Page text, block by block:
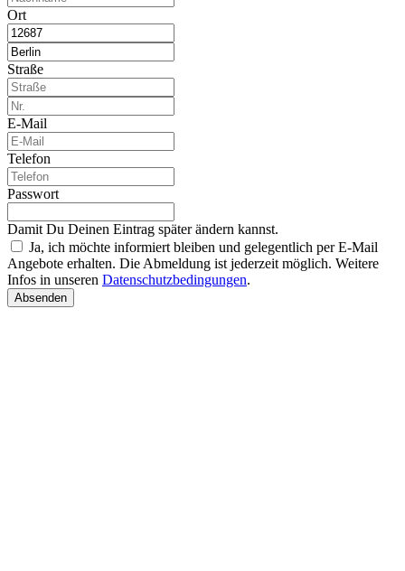
Ort
Straße
E-Mail
Telefon
Passwort
Damit Du Deinen Eintrag später ändern kannst.
Ja, ich möchte informiert bleiben und gelegentlich per E-Mail
Angebote erhalten. Die Abmeldung ist jederzeit möglich. Weitere
Infos in unseren Datenschutzbedingungen.
Absenden